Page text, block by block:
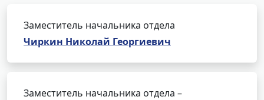
Заместитель начальника отдела
Чиркин Николай Георгиевич
Заместитель начальника отдела –